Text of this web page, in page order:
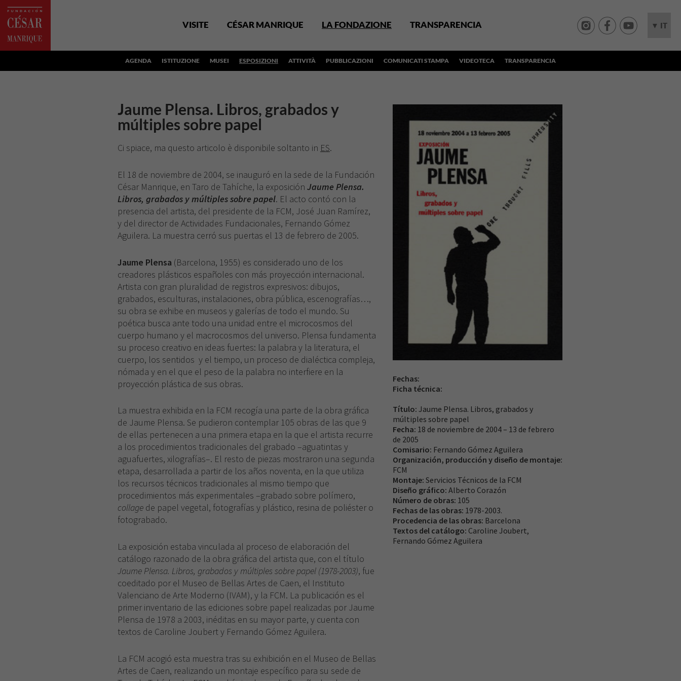
VISITE CÉSAR MANRIQUE LA FONDAZIONE TRANSPARENCIA ▼ IT
AGENDA ISTITUZIONE MUSEI ESPOSIZIONI ATTIVITÀ PUBBLICAZIONI COMUNICATI STAMPA VIDEOTECA TRANSPARENCIA
Jaume Plensa. Libros, grabados y
múltiples sobre papel
Ci spiace, ma questo articolo è disponibile soltanto in ES.
El 18 de noviembre de 2004, se inauguró en la sede de la Fundación
César Manrique, en Taro de Tahíche, la exposición Jaume Plensa.
Libros, grabados y múltiples sobre papel. El acto contó con la
presencia del artista, del presidente de la FCM, José Juan Ramírez,
y del director de Actividades Fundacionales, Fernando Gómez
Aguilera. La muestra cerró sus puertas el 13 de febrero de 2005.
Jaume Plensa (Barcelona, 1955) es considerado uno de los
creadores plásticos españoles con más proyección internacional.
Artista con gran pluralidad de registros expresivos: dibujos,
grabados, esculturas, instalaciones, obra pública, escenografías…,
su obra se exhibe en museos y galerías de todo el mundo. Su
poética busca ante todo una unidad entre el microcosmos del
cuerpo humano y el macrocosmos del universo. Plensa fundamenta
su proceso creativo en ideas fuertes: la palabra y la literatura, el
cuerpo, los sentidos y el tiempo, un proceso de dialéctica compleja,
nómada y en el que el peso de la palabra no interfiere en la
proyección plástica de sus obras.
La muestra exhibida en la FCM recogía una parte de la obra gráfica
de Jaume Plensa. Se pudieron contemplar 105 obras de las que 9
de ellas pertenecen a una primera etapa en la que el artista recurre
a los procedimientos tradicionales del grabado –aguatintas y
aguafuertes, xilografías–. El resto de piezas mostraron una segunda
etapa, desarrollada a partir de los años noventa, en la que utiliza
los recursos técnicos tradicionales al mismo tiempo que
procedimientos más experimentales –grabado sobre polímero,
collage de papel vegetal, fotografías y plástico, resina de poliéster o
fotograbado.
La exposición estaba vinculada al proceso de elaboración del
catálogo razonado de la obra gráfica del artista que, con el título
Jaume Plensa. Libros, grabados y múltiples sobre papel (1978-2003), fue
coeditado por el Museo de Bellas Artes de Caen, el Instituto
Valenciano de Arte Moderno (IVAM), y la FCM. La publicación es el
primer inventario de las ediciones sobre papel realizadas por Jaume
Plensa de 1978 a 2003, inéditas en su mayor parte, y cuenta con
textos de Caroline Joubert y Fernando Gómez Aguilera.
La FCM acogió esta muestra tras su exhibición en el Museo de Bellas
Artes de Caen, realizando un montaje específico para su sede de
Fechas:
Ficha técnica:
Título: Jaume Plensa. Libros, grabados y
múltiples sobre papel
Fecha: 18 de noviembre de 2004 – 13 de febrero
de 2005
Comisario: Fernando Gómez Aguilera
Organización, producción y diseño de montaje:
FCM
Montaje: Servicios Técnicos de la FCM
Diseño gráfico: Alberto Corazón
Número de obras: 105
Fechas de las obras: 1978-2003.
Procedencia de las obras: Barcelona
Textos del catálogo: Caroline Joubert,
Fernando Gómez Aguilera